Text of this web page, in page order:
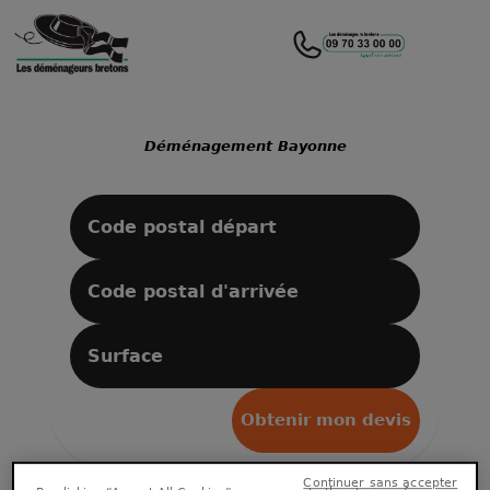
Déménagement Bayonne
Obtenir mon devis